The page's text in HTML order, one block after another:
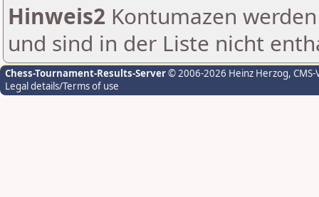
Hinweis2 Kontumazen
und sind in der Liste nicht
Chess-Tournament-Results-Server© 2006-2026 Heinz Herzog,
Legal details/Terms of use